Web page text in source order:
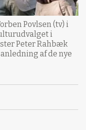
Povlsen (tv) i
i
Peter Rahbæk
af de nye